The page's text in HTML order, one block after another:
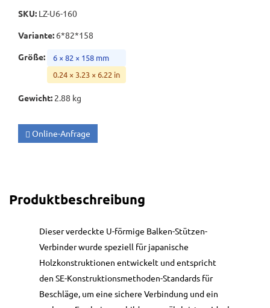
SKU: LZ-U6-160
Variante: 6*82*158
Größe:
6 × 82 × 158 mm
0.24 × 3.23 × 6.22 in
Gewicht: 2.88 kg
Online-Anfrage
Produktbeschreibung
Dieser verdeckte U-förmige Balken-Stützen-
Verbinder wurde speziell für japanische
Holzkonstruktionen entwickelt und entspricht
den SE-Konstruktionsmethoden-Standards für
Beschläge, um eine sichere Verbindung und ein